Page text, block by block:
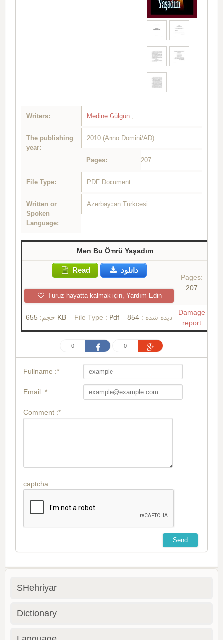
Writers: Mədinə Gülgün ,
The publishing
year:
2010 (Anno Domini/AD)
Pages: 207
File Type: PDF Document
Written or
Spoken
Language:
Azərbaycan Türkcəsi
Men Bu Ömrü Yaşadım
Read دانلود
Turuz hayatta kalmak için, Yardım Edin
Pages:
207
حجم: 655 KB File Type : Pdf دیده شده :854
Damage
report
0 0
Fullname :*
Email :*
Comment :*
captcha:
SHehriyar
Dictionary